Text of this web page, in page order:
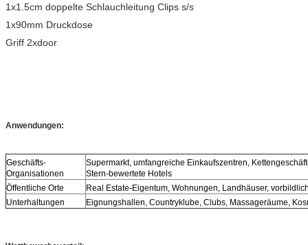
1x1.5cm doppelte Schlauchleitung Clips s/s
1x90mm Druckdose
Griff 2xdoor
Anwendungen:
Geschäfts-
Organisationen
Supermarkt, umfangreiche Einkaufszentren,
Stern-bewertete Hotels
Öffentliche Orte
Real Estate-Eigentum, Wohnungen, Landhäuser,
Unterhaltungen
Eignungshallen, Countryklube, Clubs, Massageräume,